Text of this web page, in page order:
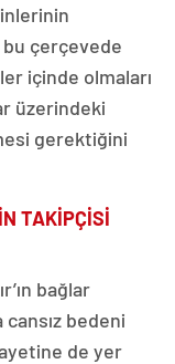
çerçevede
içinde olmaları
üzerindeki
gerektiğini
TAKİPÇİSİ
bağlar
bedeni
de yer